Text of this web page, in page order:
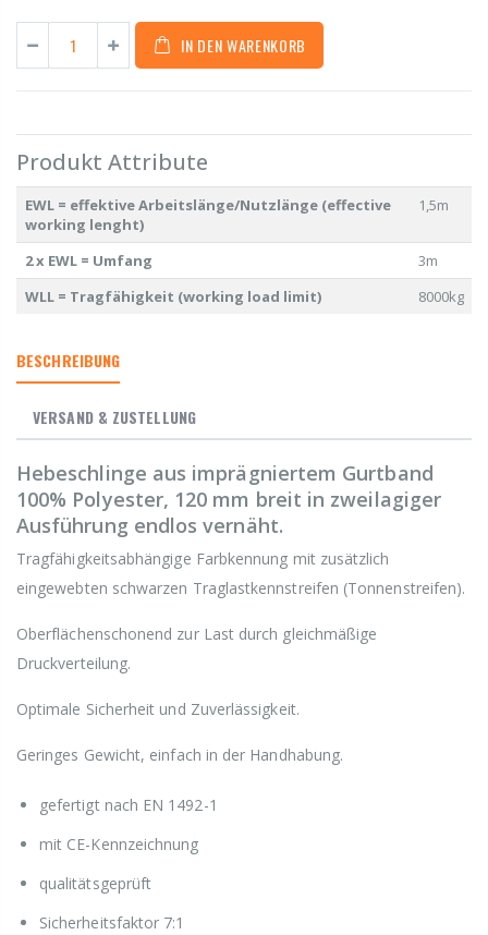
IN DEN WARENKORB
Produkt Attribute
EWL = effektive Arbeitslänge/Nutzlänge (effective
working lenght)
1,5m
2 x EWL = Umfang
3m
WLL = Tragfähigkeit (working load limit)
8000kg
BESCHREIBUNG
VERSAND & ZUSTELLUNG
Hebeschlinge aus imprägniertem Gurtband
100% Polyester, 120 mm breit in zweilagiger
Ausführung endlos vernäht.
Tragfähigkeitsabhängige Farbkennung mit zusätzlich
eingewebten schwarzen Traglastkennstreifen (Tonnenstreifen).
Oberflächenschonend zur Last durch gleichmäßige
Druckverteilung.
Optimale Sicherheit und Zuverlässigkeit.
Geringes Gewicht, einfach in der Handhabung.
gefertigt nach EN 1492-1
mit CE-Kennzeichnung
qualitätsgeprüft
Sicherheitsfaktor 7:1